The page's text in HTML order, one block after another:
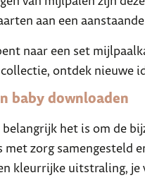
aan een
naar een set
ontdek nieuwe
baby downloaden
het is om de
zorg samengesteld
kleurrijke uitstraling, je